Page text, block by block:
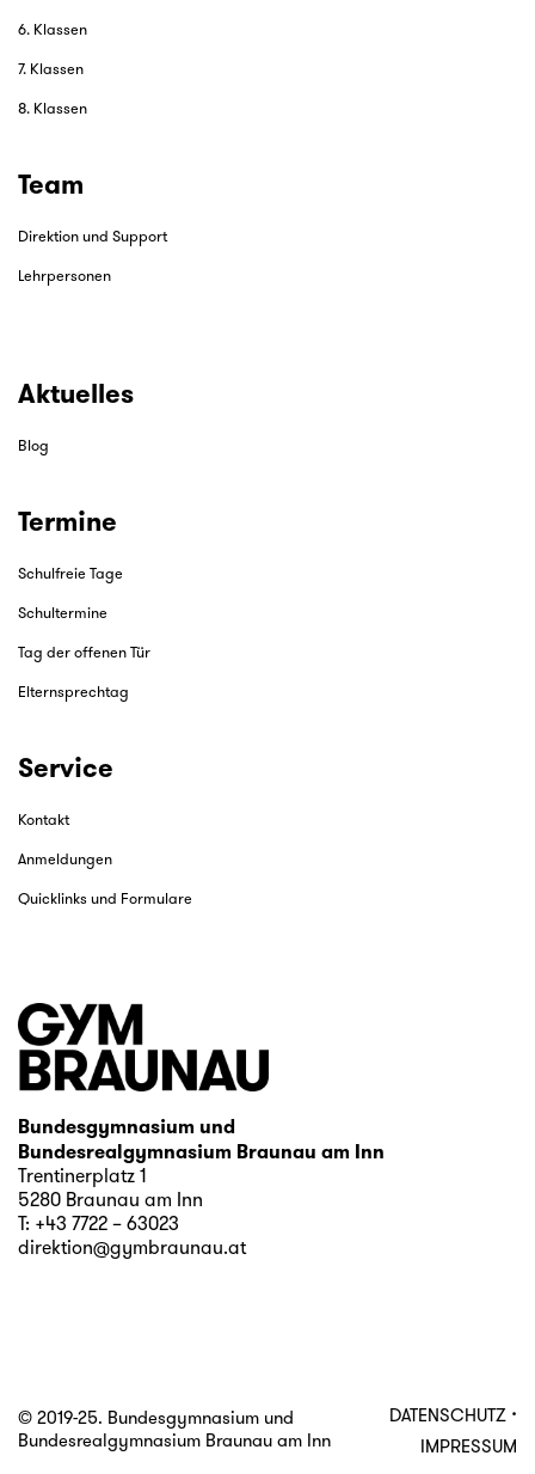
6. Klassen
7. Klassen
8. Klassen
Team
Direktion und Support
Lehrpersonen
Aktuelles
Blog
Termine
Schulfreie Tage
Schultermine
Tag der offenen Tür
Elternsprechtag
Service
Kontakt
Anmeldungen
Quicklinks und Formulare
Bundesgymnasium und
Bundesrealgymnasium Braunau am Inn
Trentinerplatz 1
5280 Braunau am Inn
T: +43 7722 – 63023
direktion@gymbraunau.at
DATENSCHUTZ·
IMPRESSUM
© 2019-25. Bundesgymnasium und
Bundesrealgymnasium Braunau am Inn